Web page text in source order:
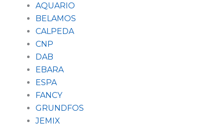
AQUARIO
BELAMOS
CALPEDA
CNP
DAB
EBARA
ESPA
FANCY
GRUNDFOS
JEMIX